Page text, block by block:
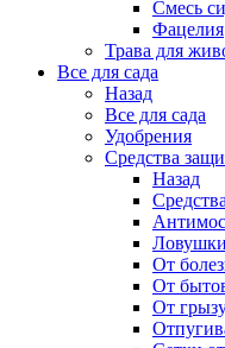
Смесь
Фацелия
Трава для
Все для сада
Назад
Все для сада
Удобрения
Средства
Назад
Ловушки
От
От
От